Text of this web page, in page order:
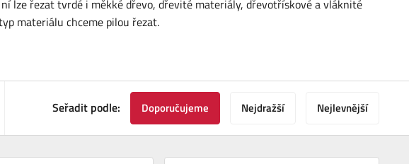
lze řezat tvrdé i měkké dřevo, dřevité materiály, dřevotřískové a vláknité
materiálu chceme pilou řezat.
Seřadit podle: Doporučujeme Nejdražší Nejlevnější